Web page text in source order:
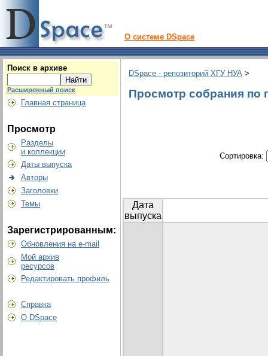
О системе DSpace
Поиск в архиве
Расширенный поиск
Главная страница
Просмотр
Разделы
и коллекции
Даты выпуска
Авторы
Заголовки
Темы
Зарегистрированным:
Обновления на e-mail
Мой архив
ресурсов
Редактировать профиль
Справка
О DSpace
DSpace - репозиторий ХГУ НУА >
Просмотр собрания по
Сортировка:
Дата
выпуска